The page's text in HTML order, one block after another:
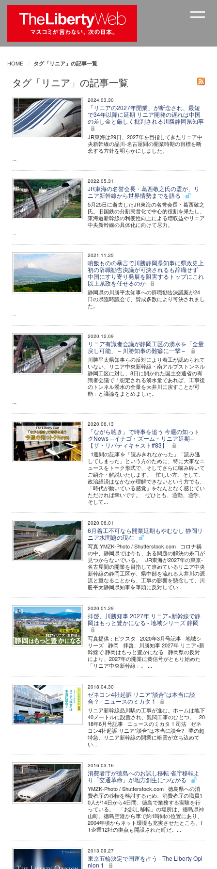
HOME タグ「リニア」の記事一覧
タグ「リニア」の記事一覧
2024.03.30
「リニアの2027年開業」が断念され、最短
で34年以降に延期 リニア開発の遅れは中国
の差し金と厳しく批判される川勝静岡県知事
JR東海は29日、2027年を目指してきたリニア中
央新幹線の品川-名古屋間の開業時期の目標を断
念する方針を明らかにしました。
...
2022.05.31
JR東海の名誉会長・葛西敬之氏の霊が、リ
ニア新幹線から世界情勢までを語る
5月25日に逝去したJR東海の名誉会長・葛西敬之
氏。旧国鉄の分割民営化で中心的役割を果たし、
東海道新幹線の利便性向上による増収益やリニア
中央新幹線の具体化に向けて尽力。
...
2021.11.25
噴飯ものの暴言で川勝静岡県知事に県政史上
初の辞職勧告決議が可決されるも辞職せず
中国にすり寄り発展を阻害するトップにこれ
以上県政を任せるのか
静岡県の川勝平太知事への辞職勧告決議案が24
日の県臨時議会で、賛成多数により可決されまし
た。
...
2020.12.09
リニア有識者会議が静岡工区の湧水を「全量
戻し可能」～川勝知事の難癖に一撃～
川勝平太県知事らの反対により着工が認められて
いない、リニア中央新幹線・南アルプストンネル
静岡工区に対し、8日に開かれた国土交通省の有
識者会議で「想定される湧水量であれば、工事後
のトンネル湧水の全量を大井川に戻すことが可
能」と議論をまとめました。
...
2020.06.13
「ながら聴き」で時事を追う 今週の知っト
クNews ─イナゴ・ズーム・リニア延期─
【ザ・リバティキャスト#83】
1週間の記事を「読みきれなかった」「読み逃
してしまった」という方のために、特に大事なニ
ュースをトーク形式で、そしてさらに噛み砕いて
ご紹介・解説いたします。 忙しい方、そして、
政治経済はなかなか理解できないという方でも、
「時代が動いている感覚」をなんとなく感じてい
ただければ幸いです。 ぜひとも、通勤、通学、
そして...
2020.06.01
6月着工不可なら開業延期もやむなし 静岡リ
ニア水問題の現在
写真:YMZK-Photo / Shutterstock.com コロナ禍
の中、静岡県では今も、ある問題の解決の糸口が
見つからないでいる。 JR東海が2027年の東京-
名古屋間の開業を目指して進めているリニア中央
新幹線の静岡工区が、県中部を流れる大井川の源
流と重なることから、工事の影響を懸念して、川
勝平太静岡県知事を筆頭に反対してい...
2020.01.29
拝啓、川勝知事 2027年 リニア×新幹線で静
岡はもっと豊かになる - 地域シリーズ 静岡
写真提供：ピクスタ 2020年3月号記事 地域シ
リーズ 静岡 拝啓、川勝知事 2027年 リニア×新
幹線で 静岡はもっと豊かになる 静岡県の反対
により、2027年の開業に黄信号がともり始めた
「リニア中央新幹線」。 ...
2018.04.30
ゼネコン4社起訴 リニア“談合”は本当に談
合？ - ニュースのミカタ 1
リニア新幹線品川駅の工事が進む。ホームは地下
40メートルに設置され、難関工事のひとつ。 20
18年6月号記事 ニュースのミカタ 1 司法 ゼネ
コン4社起訴 リニア"談合"は本当に談合? 夢の超
特急、リニア新幹線の開業に暗雲が立ち込めて
い...
2016.03.16
消費者庁が徳島へのお試し移転 省庁移転よ
り「交通革命」が地方創生につながる
YMZK-Photo / Shutterstock.com 徳島県への消
費者庁の移転を検討するため、消費者庁の職員1
0人が14日から4日間、徳島で業務する実験を行
っている。 「お試し移転」の場所は、徳島県神
山町。徳島空港から車で約1時間の位置にあり、
2004年頃からネット環境も充実させたところ、I
T企業12社の拠点も開設された町だ。...
2013.09.27
東京五輪決定で国運を占う - The Liberty Opi
nion 1